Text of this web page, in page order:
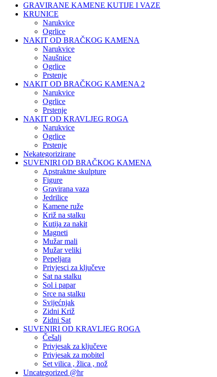
GRAVIRANE KAMENE KUTIJE I VAZE
KRUNICE
Narukvice
Ogrlice
NAKIT OD BRAČKOG KAMENA
Narukvice
Naušnice
Ogrlice
Prstenje
NAKIT OD BRAČKOG KAMENA 2
Narukvice
Ogrlice
Prstenje
NAKIT OD KRAVLJEG ROGA
Narukvice
Ogrlice
Prstenje
Nekategorizirane
SUVENIRI OD BRAČKOG KAMENA
Apstraktne skulpture
Figure
Gravirana vaza
Jedrilice
Kamene ruže
Križ na stalku
Kutija za nakit
Magneti
Mužar mali
Mužar veliki
Pepeljara
Privjesci za ključeve
Sat na stalku
Sol i papar
Srce na stalku
Svijećnjak
Zidni Križ
Zidni Sat
SUVENIRI OD KRAVLJEG ROGA
Češalj
Privjesak za ključeve
Privjesak za mobitel
Set vilica , žlica , nož
Uncategorized @hr